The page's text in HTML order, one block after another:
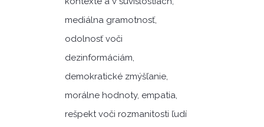
mediálna gramotnosť,
odolnosť voči
dezinformáciám,
demokratické zmýšľanie,
morálne hodnoty, empatia,
rešpekt voči rozmanitosti ľudí